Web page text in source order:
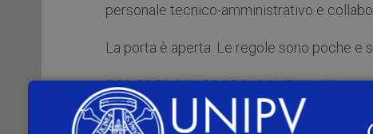
personale tecnico-amministrativo e
La porta è aperta. Le regole sono poche e
PER SPEDIRE I PROPRI CONTRIBUTI
L’invio va fatto direttamente alla